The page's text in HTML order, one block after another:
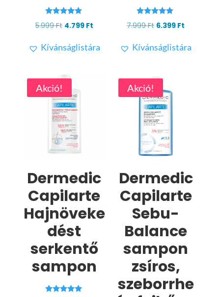
Értékelés:
5.00
5.999Ft Original
was:
4.799 FtCurrent
is:
Kívánságlistára
Értékelés:
5.00
7.999Ft Original
was:
6.399 Ft
is:
Kívánságlistára
Akció!
Dermedic
Capilarte
Hajnöveke
dést
serkentő
sampon
Akció!
Dermedic
Capilarte
Sebu-
Balance
sampon
zsíros,
szeborrhe